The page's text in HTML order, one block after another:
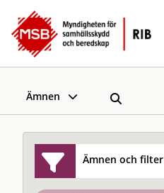
Ämnen
Ämnen och filter